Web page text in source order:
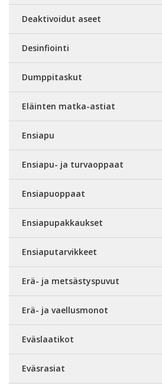
Deaktivoidut aseet
Desinfiointi
Dumppitaskut
Eläinten matka-astiat
Ensiapu
Ensiapu- ja turvaoppaat
Ensiapuoppaat
Ensiapupakkaukset
Ensiaputarvikkeet
Erä- ja metsästyspuvut
Erä- ja vaellusmonot
Eväslaatikot
Eväsrasiat